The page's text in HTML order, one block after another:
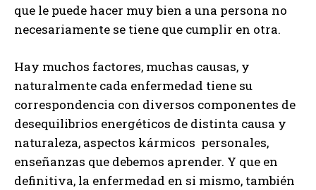
que le puede hacer muy bien a una persona no
necesariamente se tiene que cumplir en otra.
Hay muchos factores, muchas causas, y
naturalmente cada enfermedad tiene su
correspondencia con diversos componentes de
desequilibrios energéticos de distinta causa y
naturaleza, aspectos kármicos personales,
enseñanzas que debemos aprender. Y que en
definitiva, la enfermedad en si mismo, también